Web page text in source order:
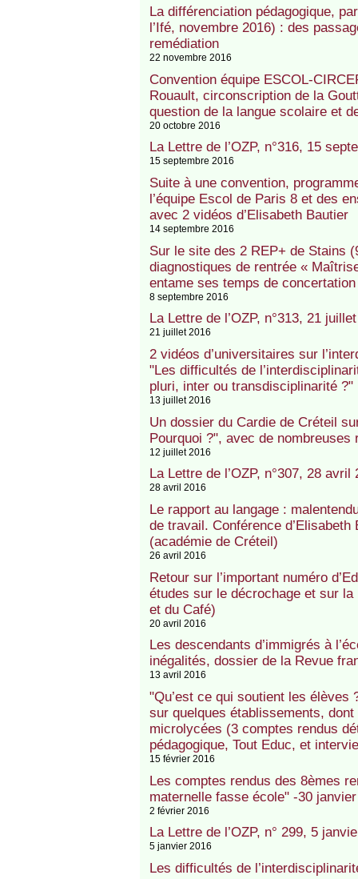
La différenciation pédagogique,
l’Ifé, novembre 2016) : des
remédiation
22 novembre 2016
Convention équipe ESCOL-
Rouault, circonscription de la
question de la langue scolaire et
20 octobre 2016
La Lettre de l’OZP, n°316, 15
15 septembre 2016
Suite à une convention,
l’équipe Escol de Paris 8 et des
avec 2 vidéos d’Elisabeth Bautier
14 septembre 2016
Sur le site des 2 REP+ de Stains
diagnostiques de rentrée «
entame ses temps de concertation
8 septembre 2016
La Lettre de l’OZP, n°313, 21
21 juillet 2016
2 vidéos d’universitaires sur
"Les difficultés de
pluri, inter ou transdisciplinarité
13 juillet 2016
Un dossier du Cardie de Créteil
Pourquoi ?", avec de
12 juillet 2016
La Lettre de l’OZP, n°307, 28 avril
28 avril 2016
Le rapport au langage :
de travail. Conférence
(académie de Créteil)
26 avril 2016
Retour sur l’important numéro
études sur le décrochage et sur
et du Café)
20 avril 2016
Les descendants d’immigrés à
inégalités, dossier de la Revue
13 avril 2016
"Qu’est ce qui soutient les
sur quelques établissements,
microlycées (3 comptes rendus
pédagogique, Tout Educ, et
15 février 2016
Les comptes rendus des 8èmes
maternelle fasse école" -30
2 février 2016
La Lettre de l’OZP, n° 299, 5
5 janvier 2016
Les difficultés de